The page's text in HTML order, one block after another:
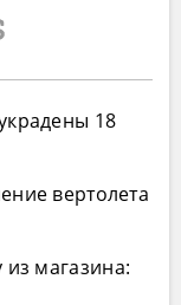
18
вертолета
из магазина: